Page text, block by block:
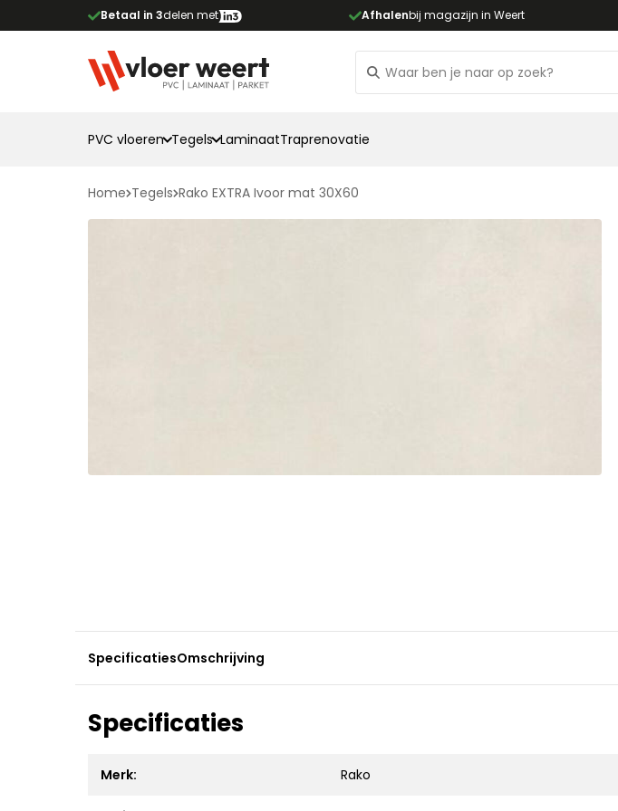
Betaal in 3delen met Afhalenbij magazijn in Weert
PVC vloeren Tegels LaminaatTraprenovatie
Home Tegels Rako EXTRA Ivoor mat 30X60
SpecificatiesOmschrijving
Specificaties
Merk: Rako